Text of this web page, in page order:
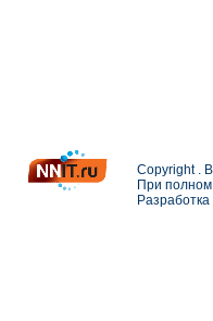
Copyright .
При полном